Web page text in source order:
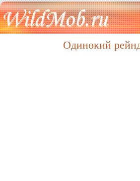
Одинокий